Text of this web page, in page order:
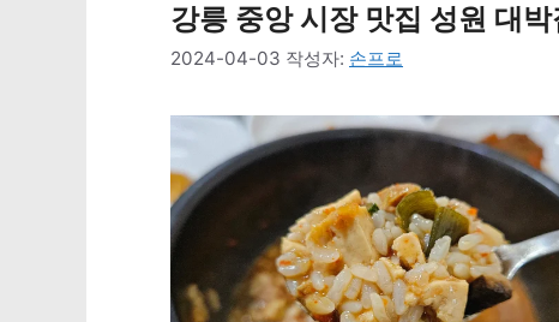
강릉 중앙 시장 맛집 성원 대
2024-04-03 작성자: 손프로